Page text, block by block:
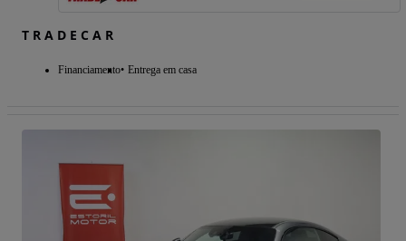
T R A D E C A R
Financiamento Entrega em casa